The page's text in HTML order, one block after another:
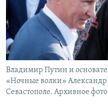
КРЫМ.НЕПОКОРЕННЫЙ
ELIFBE
УКРАИНСКАЯ ПРОБЛЕМА
Все сайты RFE/RL
Владимир Путин и
«Ночные волки» Александр
Севастополе. Архивное фото